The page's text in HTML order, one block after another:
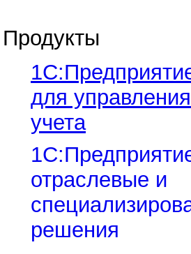
Продукты
для
учета
отраслевые и
решения